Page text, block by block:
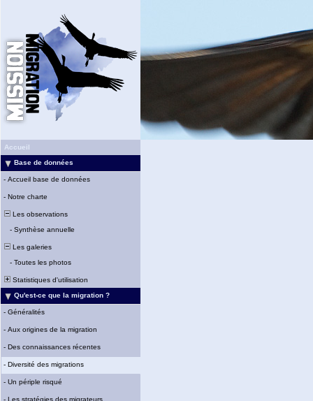
Accueil
Base de données
- Accueil base de données
- Notre charte
Les observations
- Synthèse annuelle
Les galeries
- Toutes les photos
Statistiques d'utilisation
Qu'est-ce que la migration ?
- Généralités
- Aux origines de la migration
- Des connaissances récentes
- Diversité des migrations
- Un périple risqué
- Les stratégies des migrateurs